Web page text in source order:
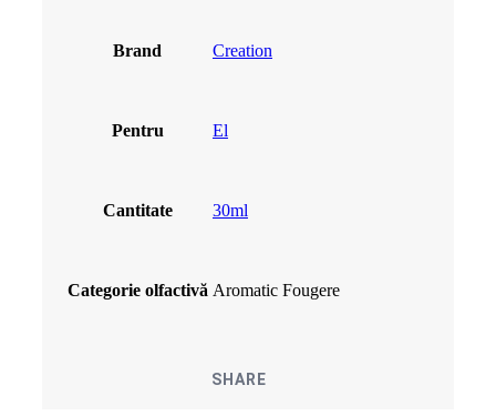
Brand Creation
Pentru El
Cantitate 30ml
Categorie olfactivă Aromatic Fougere
SHARE